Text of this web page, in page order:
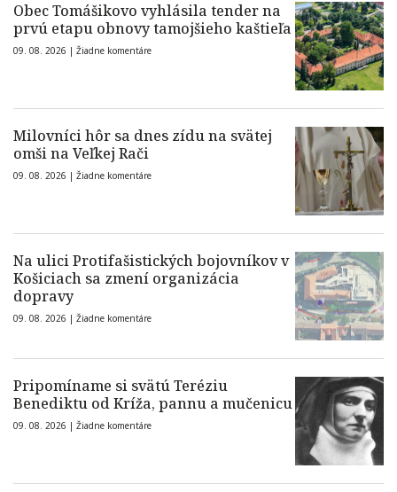
Obec Tomášikovo vyhlásila tender na
prvú etapu obnovy tamojšieho kaštieľa
09. 08. 2026 | Žiadne komentáre
Milovníci hôr sa dnes zídu na svätej
omši na Veľkej Rači
09. 08. 2026 | Žiadne komentáre
Na ulici Protifašistických bojovníkov v
Košiciach sa zmení organizácia
dopravy
09. 08. 2026 | Žiadne komentáre
Pripomíname si svätú Teréziu
Benediktu od Kríža, pannu a mučenicu
09. 08. 2026 | Žiadne komentáre